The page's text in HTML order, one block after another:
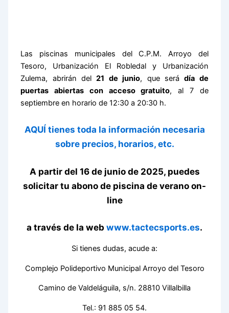
Las piscinas municipales del C.P.M. Arroyo del
Tesoro, Urbanización El Robledal y Urbanización
Zulema, abrirán del21 de junio, que serádía de
puertas abiertas con acceso gratuito, al 7 de
septiembre en horario de 12:30 a 20:30 h.
AQUÍ tienes toda la información necesaria
sobre precios, horarios, etc.
A partir del 16 de junio de 2025,puedes
solicitar tu abono de piscina de verano on-
line
a través de la webwww.tactecsports.es.
Si tienes dudas, acude a:
Complejo Polideportivo Municipal Arroyo del Tesoro
Camino de Valdeláguila, s/n. 28810 Villalbilla
Tel.: 91 885 05 54.